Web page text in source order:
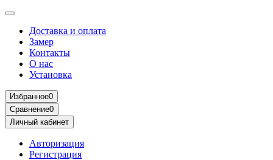
Доставка и оплата
Замер
Контакты
О нас
Установка
Избранное0
Сравнение0
Личный кабинет
Авторизация
Регистрация